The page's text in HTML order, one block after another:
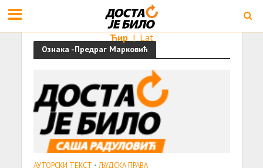
Ћир | Lat
Ознака -Предраг Марковић
АУТОРСКИ ТЕКСТ • ЉУДСКА ПРАВА